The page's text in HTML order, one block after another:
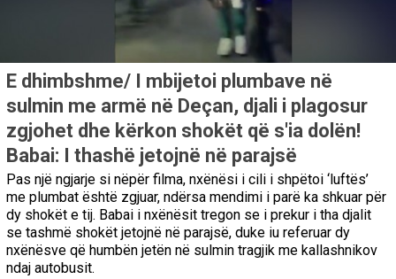
E dhimbshme/ I mbijetoi plumbave në
sulmin me armë në Deçan, djali i plagosur
zgjohet dhe kërkon shokët që s'ia dolën!
Babai: I thashë jetojnë në parajsë
Pas një ngjarje si nëpër filma, nxënësi i cili i shpëtoi ‘luftës’
me plumbat është zgjuar, ndërsa mendimi i parë ka shkuar për
dy shokët e tij. Babai i nxënësit tregon se i prekur i tha djalit
se tashmë shokët jetojnë në parajsë, duke iu referuar dy
nxënësve që humbën jetën në sulmin tragjik me kallashnikov
ndaj autobusit.